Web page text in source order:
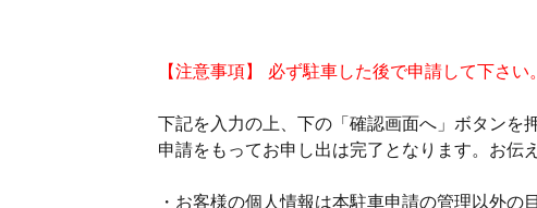
【注意事項】 必ず駐車した後で申請して下さ
下記を入力の上、下の「確認画面へ」ボタンを
申請をもってお申し出は完了となります。お伝
・お客様の個人情報は本駐車申請の管理以外の